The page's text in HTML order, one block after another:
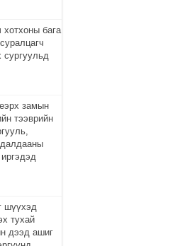
хотхоны бага
сургуульд
замын
тээврийн
шүүхэд
тухай
дээд ашиг